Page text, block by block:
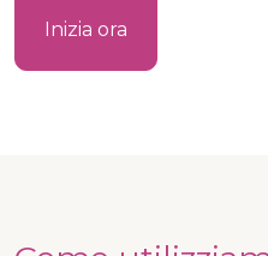
Inizia ora